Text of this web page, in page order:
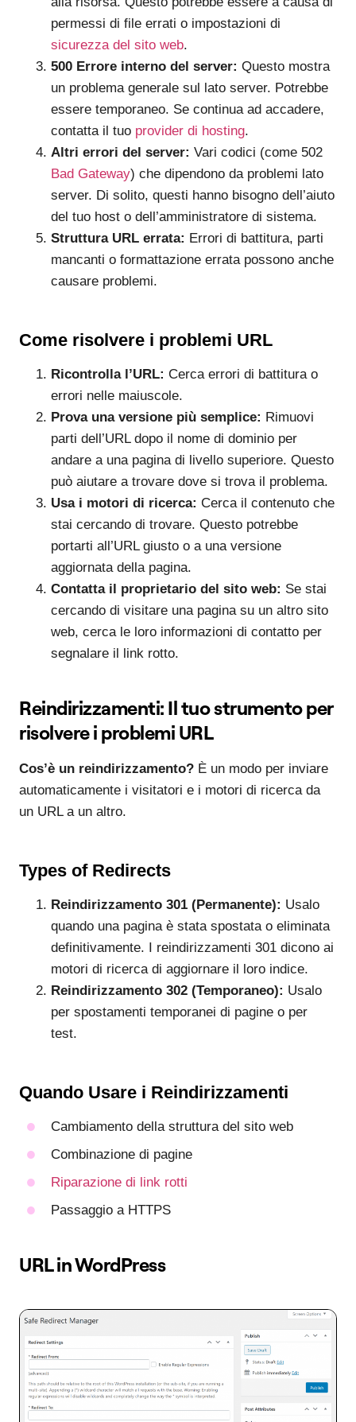
permessi di file errati o impostazioni di
sicurezza del sito web.
500 Errore interno del server: Questo mostra
un problema generale sul lato server. Potrebbe
essere temporaneo. Se continua ad accadere,
contatta il tuo provider di hosting.
Altri errori del server: Vari codici (come 502
Bad Gateway) che dipendono da problemi lato
server. Di solito, questi hanno bisogno dell’aiuto
del tuo host o dell’amministratore di sistema.
Struttura URL errata: Errori di battitura, parti
mancanti o formattazione errata possono anche
causare problemi.
Come risolvere i problemi URL
Ricontrolla l’URL: Cerca errori di battitura o
errori nelle maiuscole.
Prova una versione più semplice: Rimuovi
parti dell’URL dopo il nome di dominio per
andare a una pagina di livello superiore. Questo
può aiutare a trovare dove si trova il problema.
Usa i motori di ricerca: Cerca il contenuto che
stai cercando di trovare. Questo potrebbe
portarti all’URL giusto o a una versione
aggiornata della pagina.
Contatta il proprietario del sito web: Se stai
cercando di visitare una pagina su un altro sito
web, cerca le loro informazioni di contatto per
segnalare il link rotto.
Reindirizzamenti: Il tuo strumento per
risolvere i problemi URL
Cos’è un reindirizzamento? È un modo per inviare
automaticamente i visitatori e i motori di ricerca da
un URL a un altro.
Types of Redirects
Reindirizzamento 301 (Permanente): Usalo
quando una pagina è stata spostata o eliminata
definitivamente. I reindirizzamenti 301 dicono ai
motori di ricerca di aggiornare il loro indice.
Reindirizzamento 302 (Temporaneo): Usalo
per spostamenti temporanei di pagine o per
test.
Quando Usare i Reindirizzamenti
Cambiamento della struttura del sito web
Combinazione di pagine
Riparazione di link rotti
Passaggio a HTTPS
URL in WordPress